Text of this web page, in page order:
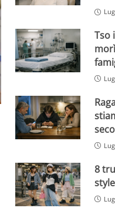
Tso
8